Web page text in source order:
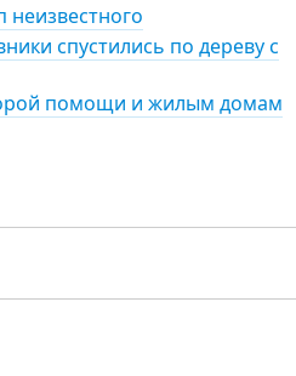
спустились по дереву с
помощи и жилым домам